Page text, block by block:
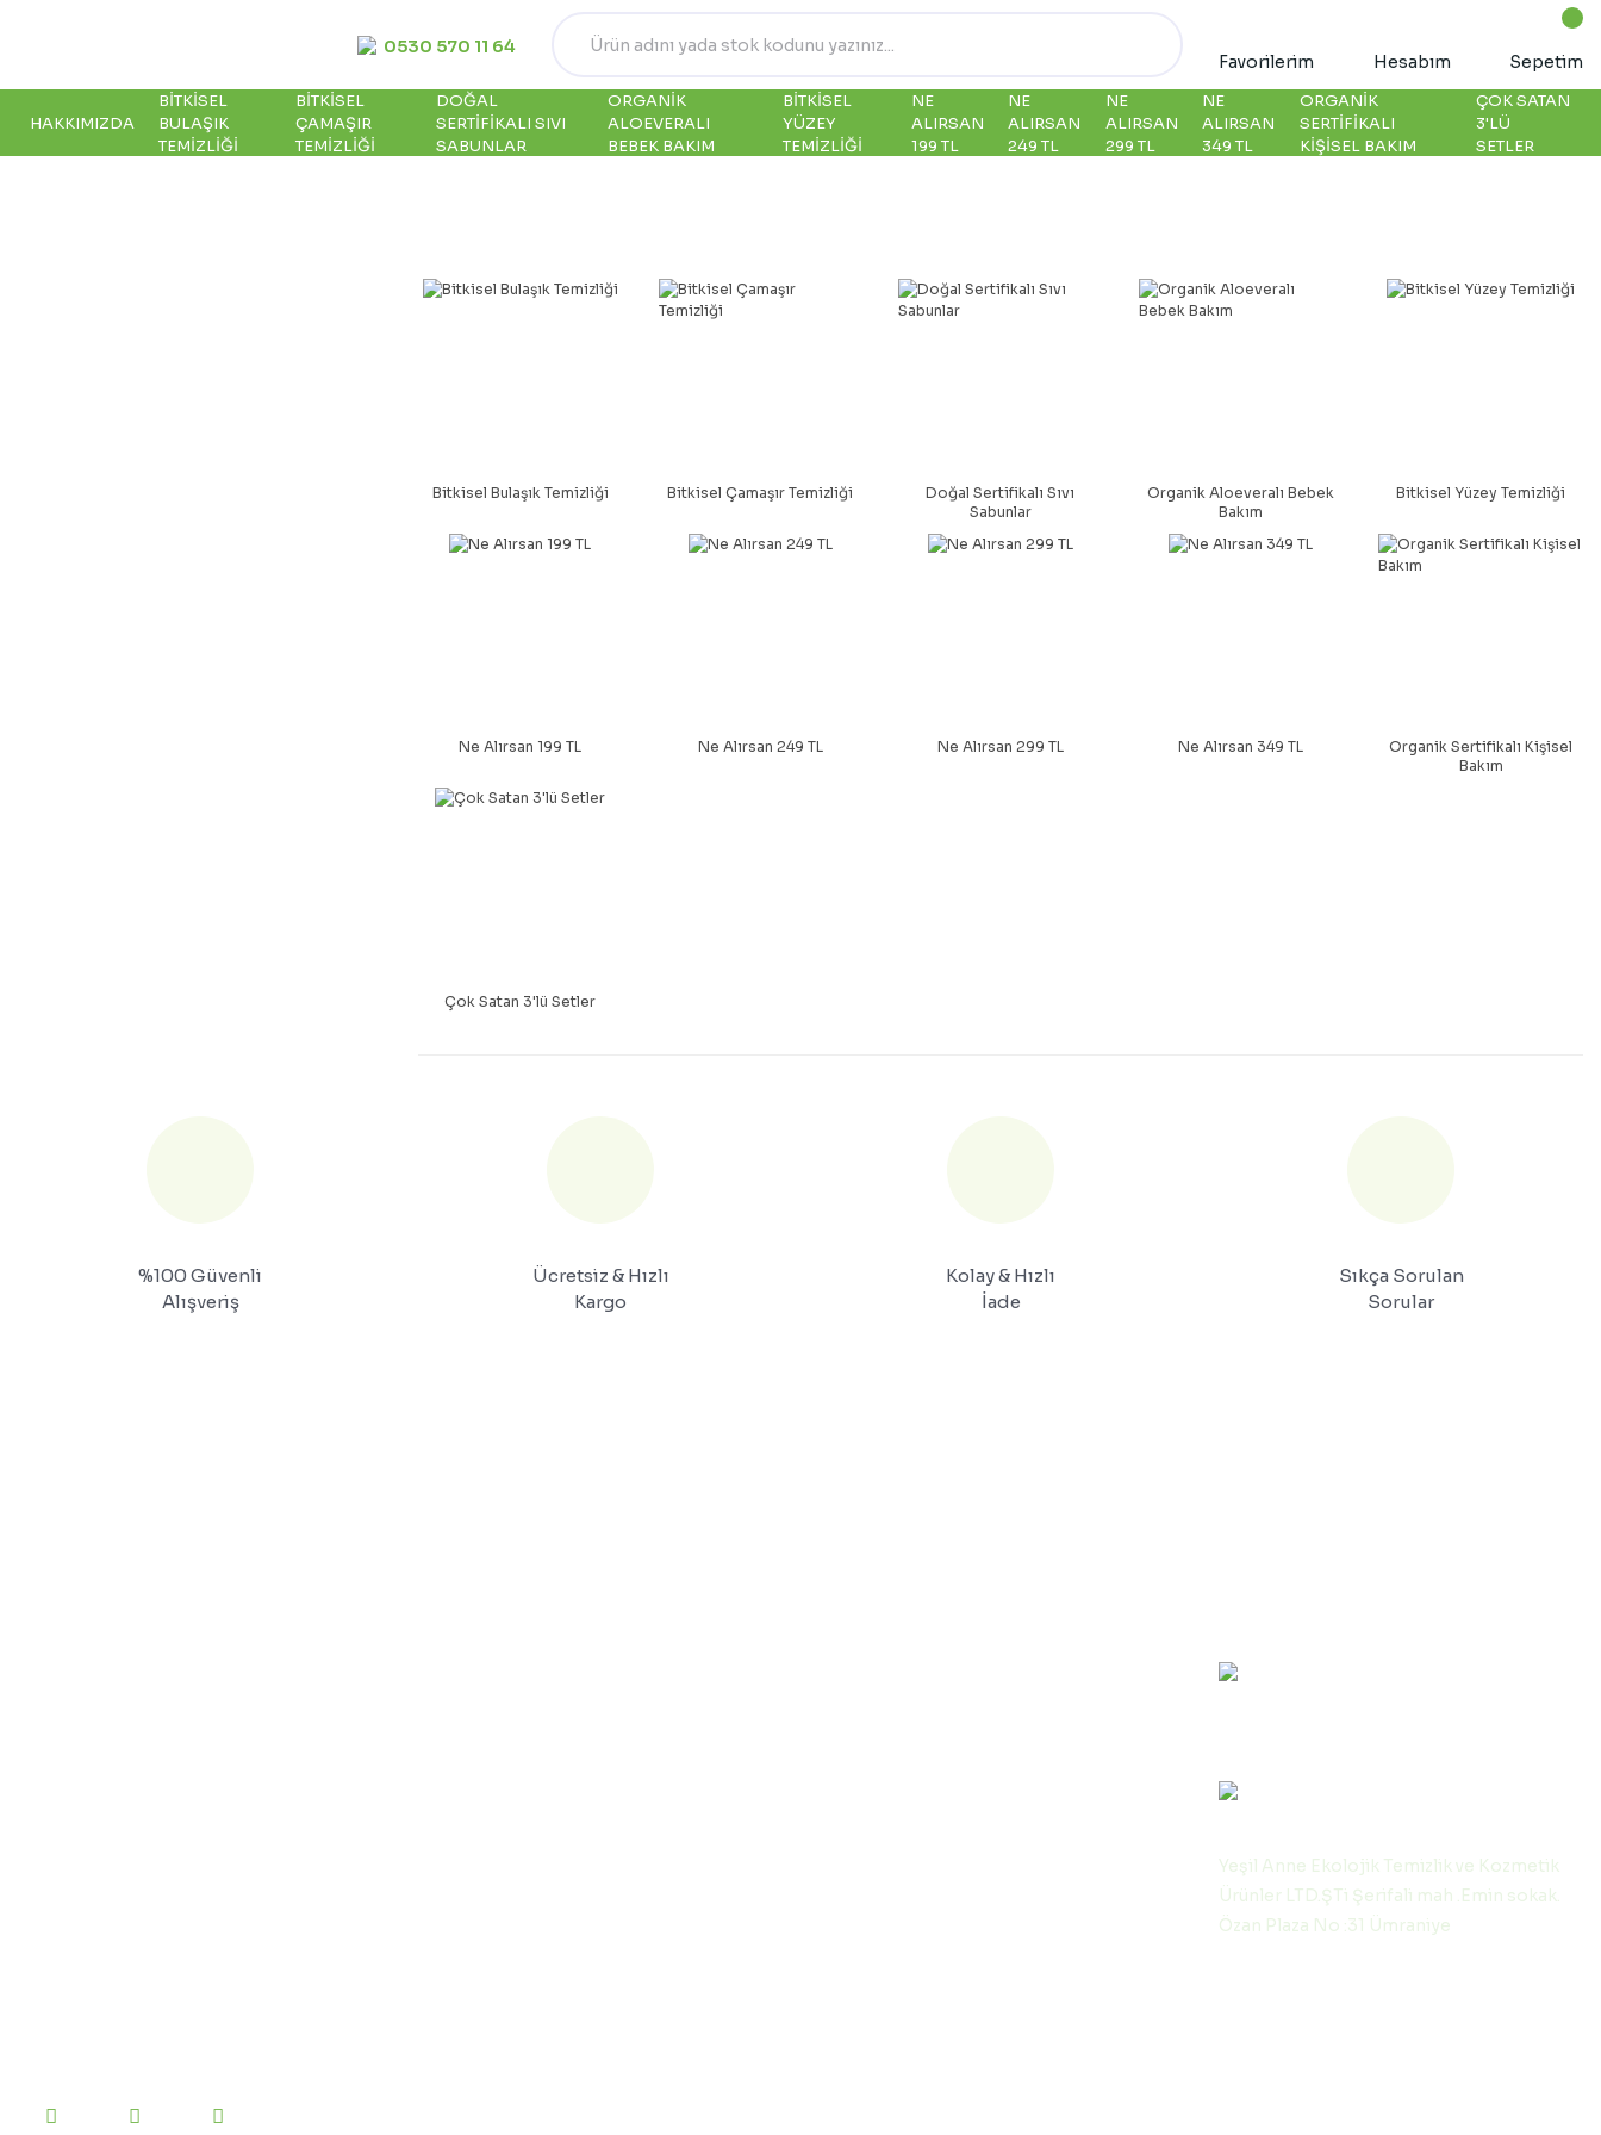
0530 570 11 64
Favorilerim Hesabım Sepetim
HAKKIMIZDA
BITKISEL
BULAŞIK
TEMIZLIĞI
BITKISEL
ÇAMAŞIR
TEMIZLIĞI
DOĞAL
SERTIFIKALI SIVI
SABUNLAR
ORGANIK
ALOEVERALI
BEBEK BAKIM
BITKISEL
YÜZEY
TEMIZLIĞI
NE
ALIRSAN
199 TL
NE
ALIRSAN
249 TL
NE
ALIRSAN
299 TL
NE
ALIRSAN
349 TL
ORGANIK
SERTIFIKALI
KIŞISEL BAKIM
ÇOK SATAN
3'LÜ
SETLER
Bitkisel Bulaşık Temizliği Bitkisel Çamaşır Temizliği
Doğal Sertifikalı Sıvı
Sabunlar
Organik Aloeveralı Bebek
Bakım
Bitkisel Yüzey Temizliği
Ne Alırsan 199 TL Ne Alırsan 249 TL Ne Alırsan 299 TL Ne Alırsan 349 TL
Organik Sertifikalı Kişisel
Bakım
Çok Satan 3'lü Setler
%100 Güvenli
Alışveriş
Ücretsiz & Hızlı
Kargo
Kolay & Hızlı
İade
Sıkça Sorulan
Sorular
Yeşil Anne Ekolojik Temizlik ve Kozmetik
Ürünler LTD.ŞTi Şerifali mah .Emin sokak.
Özan Plaza No :31 Ümraniye